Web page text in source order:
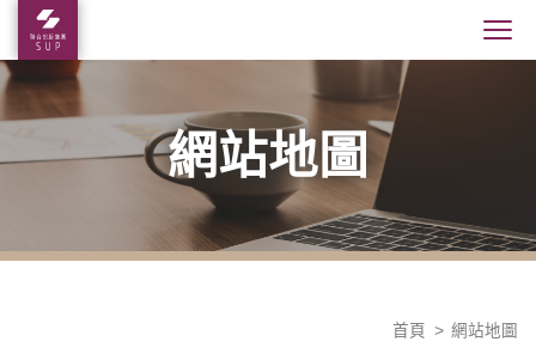
網站地圖
首頁 網站地圖